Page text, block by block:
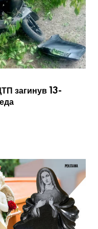
загинув 13-